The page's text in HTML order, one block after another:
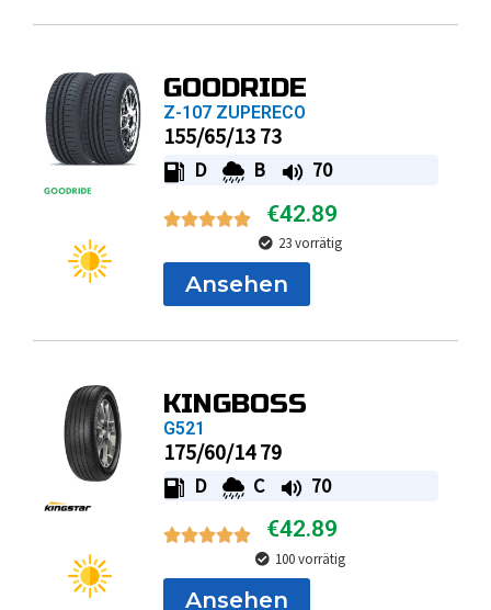
GOODRIDE
Z-107 ZUPERECO
155/65/13 73
D B 70
€42.89
23 vorrätig
Ansehen
KINGBOSS
G521
175/60/14 79
D C 70
€42.89
100 vorrätig
Ansehen